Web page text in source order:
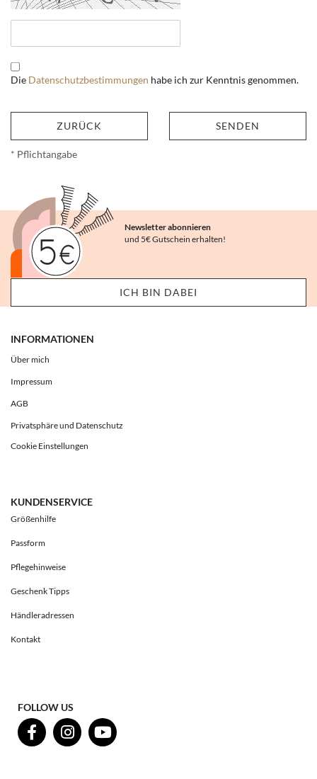
Die Datenschutzbestimmungen habe ich zur Kenntnis genommen.
ZURÜCK SENDEN
* Pflichtangabe
Newsletter abonnieren
und 5€ Gutschein erhalten!
INFORMATIONEN
Über mich
Impressum
AGB
Privatsphäre und Datenschutz
Cookie Einstellungen
KUNDENSERVICE
Größenhilfe
Passform
Pflegehinweise
Geschenk Tipps
Händleradressen
Kontakt
FOLLOW US